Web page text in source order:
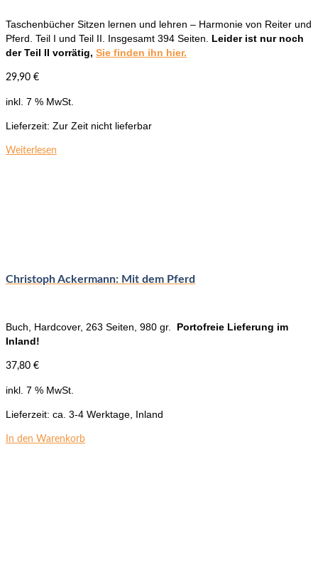
Taschenbücher Sitzen lernen und lehren – Harmonie von Reiter und
Pferd. Teil I und Teil II. Insgesamt 394 Seiten. Leider ist nur noch
der Teil II vorrätig, Sie finden ihn hier.
29,90 €
inkl. 7 % MwSt.
Lieferzeit: Zur Zeit nicht lieferbar
Weiterlesen
Christoph Ackermann: Mit dem Pferd
Buch, Hardcover, 263 Seiten, 980 gr.
Portofreie Lieferung im
Inland!
37,80 €
inkl. 7 % MwSt.
Lieferzeit: ca. 3-4 Werktage, Inland
In den Warenkorb